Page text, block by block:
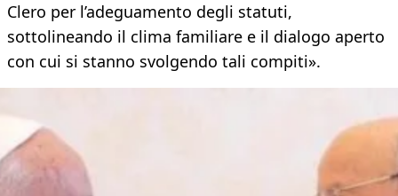
Clero per l’adeguamento degli statuti,
sottolineando il clima familiare e il dialogo aperto
con cui si stanno svolgendo tali compiti».